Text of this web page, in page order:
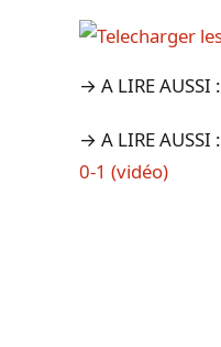
→ A LIRE AUSSI :
→ A LIRE AUSSI :
0-1 (vidéo)